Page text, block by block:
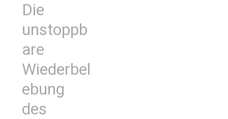
Die
unstoppb
are
Wiederbel
ebung
des